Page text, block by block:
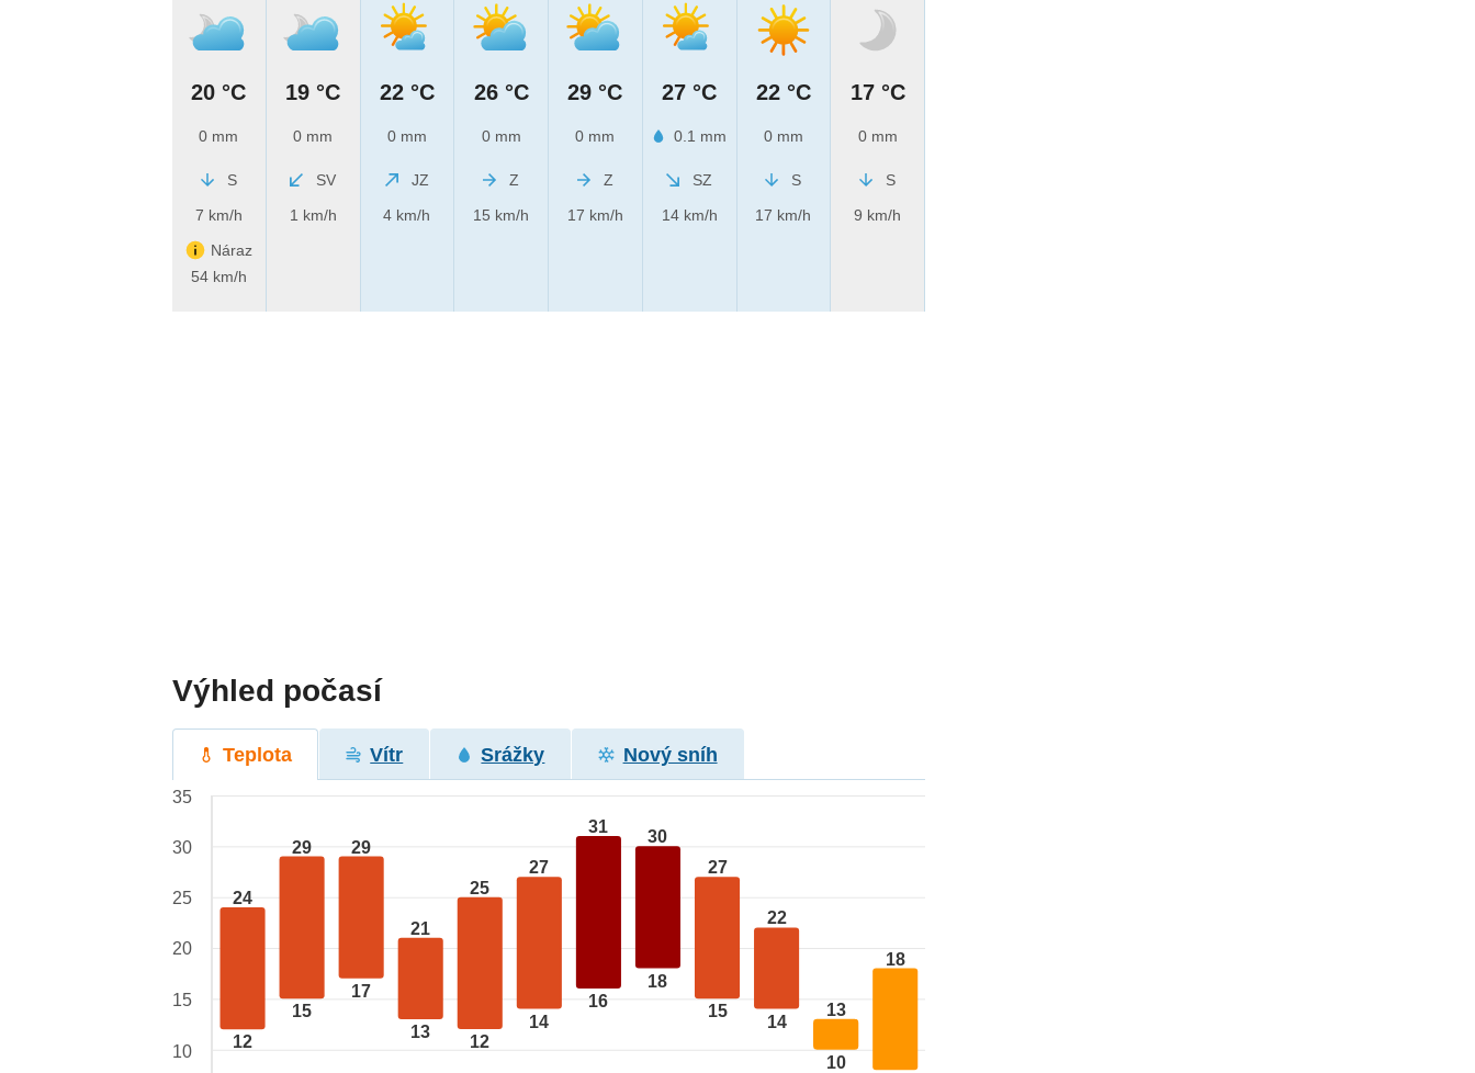
20 °C
0 mm
S
7 km/h
Náraz
54 km/h
19 °C
0 mm
SV
1 km/h
22 °C
0 mm
JZ
4 km/h
26 °C
0 mm
Z
15 km/h
29 °C
0 mm
Z
17 km/h
27 °C
0.1 mm
SZ
14 km/h
22 °C
0 mm
S
17 km/h
17 °C
0 mm
S
9 km/h
Výhled počasí
Teplota Vítr Srážky Nový sníh
24
12
29
15
29
17
21
13
25
12
27
14
31
16
30
18
27
15
22
14
13
10
18
35
30
25
20
15
10